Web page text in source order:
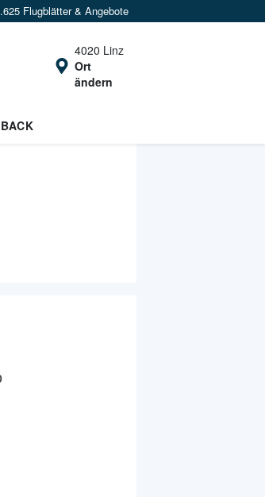
Flugblätter & Angebote
4020 Linz
Ort
ändern